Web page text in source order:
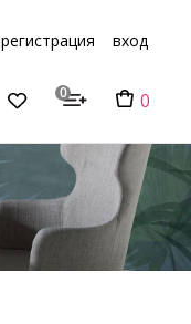
регистрация вход
0 0